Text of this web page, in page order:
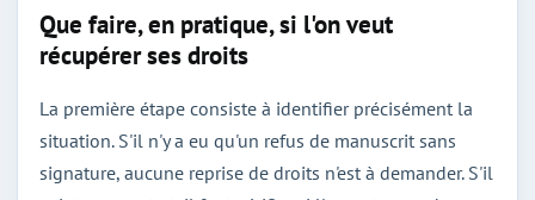
Que faire, en pratique, si l'on veut
récupérer ses droits
La première étape consiste à identifier précisément la
situation. S'il n'y a eu qu'un refus de manuscrit sans
signature, aucune reprise de droits n'est à demander. S'il